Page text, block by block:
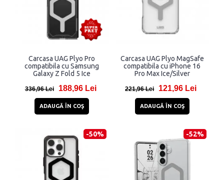
Carcasa UAG Plyo Pro
compatibila cu Samsung
Galaxy Z Fold 5 Ice
336,96 Lei 188,96 Lei
ADAUGĂ ÎN COŞ
Carcasa UAG Plyo MagSafe
compatibila cu iPhone 16
Pro Max Ice/Silver
221,96 Lei 121,96 Lei
ADAUGĂ ÎN COŞ
-50% -52%